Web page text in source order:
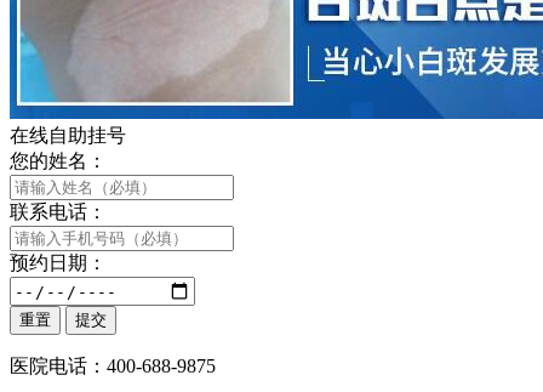
在线自助挂号
您的姓名：
联系电话：
预约日期：
医院电话：400-688-9875